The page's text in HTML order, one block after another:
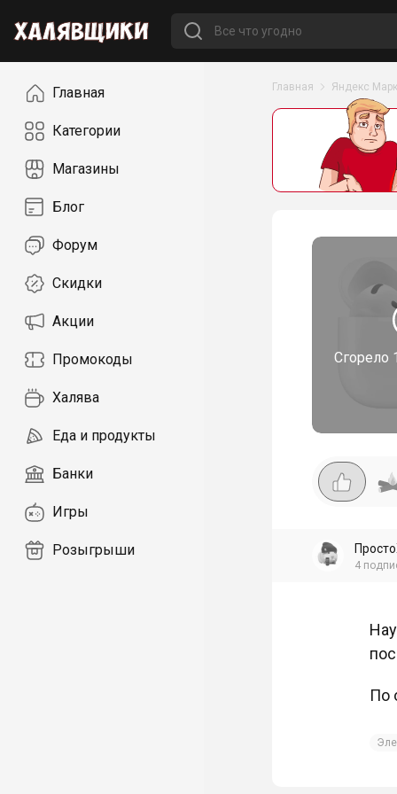
НавигацияГлавная
Категории
Магазины
Блог
Форум
Скидки
Акции
Промокоды
Халява
Еда и продукты
Банки
Игры
Розыгрыши
Главная Яндекс
Сгорело
4
По